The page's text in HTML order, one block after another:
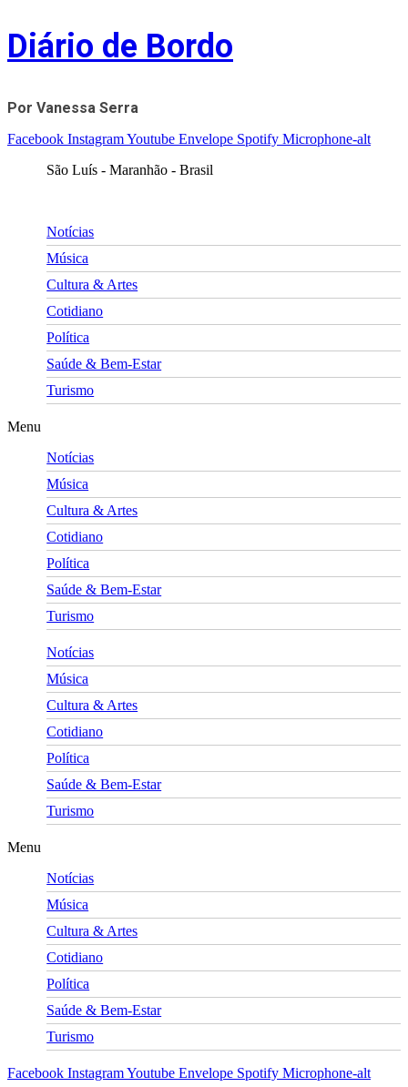
Skip
to
content
Diário de Bordo
Por Vanessa Serra
Facebook InstagramYoutube Envelope Spotify Microphone-alt
São Luís - Maranhão - Brasil
Notícias
Música
Cultura & Artes
Cotidiano
Política
Saúde & Bem-Estar
Turismo
Menu
Notícias
Música
Cultura & Artes
Cotidiano
Política
Saúde & Bem-Estar
Turismo
Notícias
Música
Cultura & Artes
Cotidiano
Política
Saúde & Bem-Estar
Turismo
Menu
Notícias
Música
Cultura & Artes
Cotidiano
Política
Saúde & Bem-Estar
Turismo
Facebook InstagramYoutube Envelope Spotify Microphone-alt